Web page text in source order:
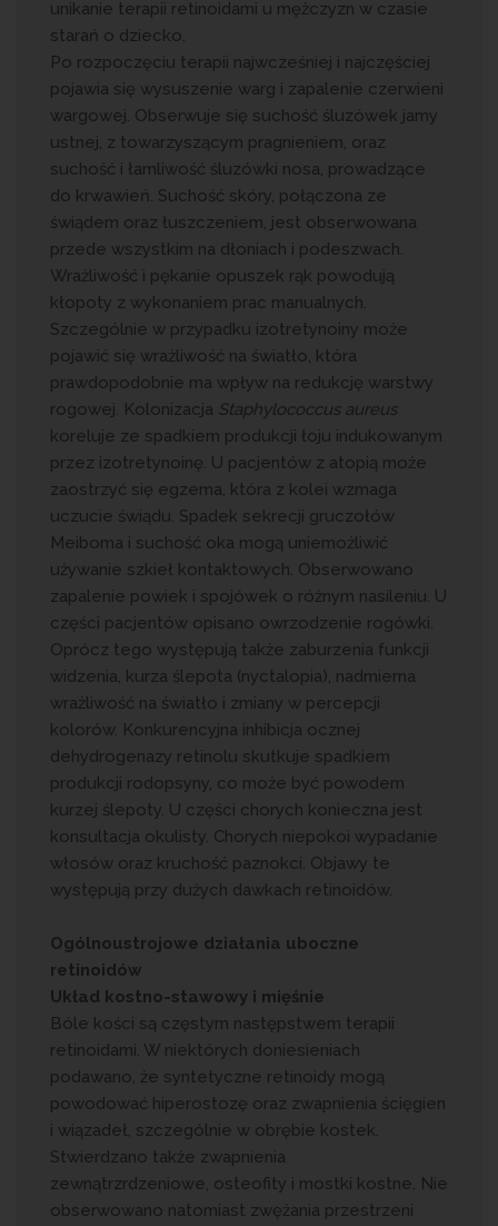
unikanie terapii retinoidami u mężczyzn w czasie
starań o dziecko.
Po rozpoczęciu terapii najwcześniej i najczęściej
pojawia się wysuszenie warg i zapalenie czerwieni
wargowej. Obserwuje się suchość śluzówek jamy
ustnej, z towarzyszącym pragnieniem, oraz
suchość i łamliwość śluzówki nosa, prowadzące
do krwawień. Suchość skóry, połączona ze
świądem oraz łuszczeniem, jest obserwowana
przede wszystkim na dłoniach i podeszwach.
Wrażliwość i pękanie opuszek rąk powodują
kłopoty z wykonaniem prac manualnych.
Szczególnie w przypadku izotretynoiny może
pojawić się wrażliwość na światło, która
prawdopodobnie ma wpływ na redukcję warstwy
rogowej. Kolonizacja Staphylococcus aureus
koreluje ze spadkiem produkcji łoju indukowanym
przez izotretynoinę. U pacjentów z atopią może
zaostrzyć się egzema, która z kolei wzmaga
uczucie świądu. Spadek sekrecji gruczołów
Meiboma i suchość oka mogą uniemożliwić
używanie szkieł kontaktowych. Obserwowano
zapalenie powiek i spojówek o różnym nasileniu. U
części pacjentów opisano owrzodzenie rogówki.
Oprócz tego występują także zaburzenia funkcji
widzenia, kurza ślepota (nyctalopia), nadmierna
wrażliwość na światło i zmiany w percepcji
kolorów. Konkurencyjna inhibicja ocznej
dehydrogenazy retinolu skutkuje spadkiem
produkcji rodopsyny, co może być powodem
kurzej ślepoty. U części chorych konieczna jest
konsultacja okulisty. Chorych niepokoi wypadanie
włosów oraz kruchość paznokci. Objawy te
występują przy dużych dawkach retinoidów.
Ogólnoustrojowe działania uboczne
retinoidów
Układ kostno-stawowy i mięśnie
Bóle kości są częstym następstwem terapii
retinoidami. W niektórych doniesieniach
podawano, że syntetyczne retinoidy mogą
powodować hiperostozę oraz zwapnienia ścięgien
i wiązadeł, szczególnie w obrębie kostek.
Stwierdzano także zwapnienia
zewnątrzrdzeniowe, osteofity i mostki kostne. Nie
obserwowano natomiast zwężania przestrzeni